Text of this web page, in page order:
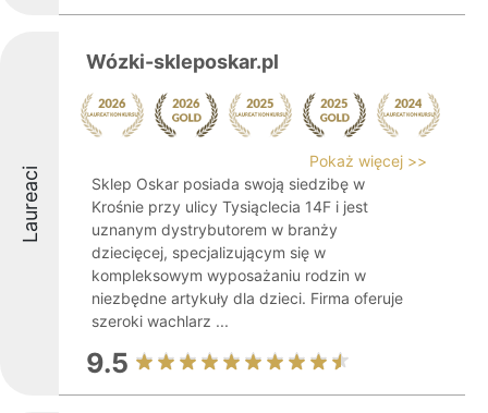
Laureaci
Wózki-skleposkar.pl
Pokaż więcej >>
Sklep Oskar posiada swoją siedzibę w
Krośnie przy ulicy Tysiąclecia 14F i jest
uznanym dystrybutorem w branży
dziecięcej, specjalizującym się w
kompleksowym wyposażaniu rodzin w
niezbędne artykuły dla dzieci. Firma oferuje
szeroki wachlarz ...
9.5